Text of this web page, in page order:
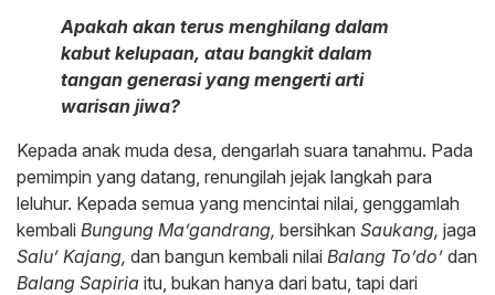
Apakah akan terus menghilang dalam
kabut kelupaan, atau bangkit dalam
tangan generasi yang mengerti arti
warisan jiwa?
Kepada anak muda desa, dengarlah suara tanahmu. Pada
pemimpin yang datang, renungilah jejak langkah para
leluhur. Kepada semua yang mencintai nilai, genggamlah
kembali Bungung Ma’gandrang, bersihkan Saukang, jaga
Salu’ Kajang, dan bangun kembali nilai Balang To’do’ dan
Balang Sapiria itu, bukan hanya dari batu, tapi dari